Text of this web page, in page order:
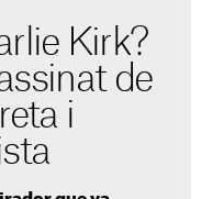
Kirk?
de
i